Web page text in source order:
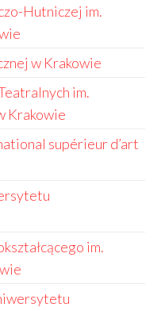
Hutniczej im.
w Krakowie
im.
Krakowie
supérieur d’art
im.